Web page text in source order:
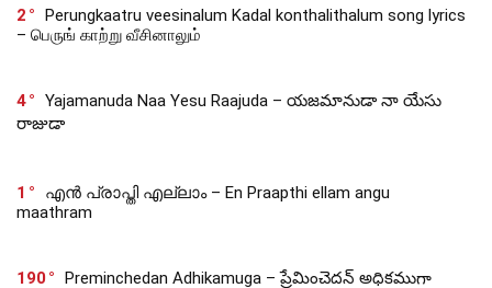
2
Perungkaatru veesinalum Kadal konthalithalum song lyrics
– பெருங் காற்று வீசினாலும்
4
Yajamanuda Naa Yesu Raajuda – యజమానుడా నా యేసు
రాజుడా
1
എൻ പ്രാപ്തി എല്ലാം – En Praapthi ellam angu
maathram
190 Preminchedan Adhikamuga – ప్రేమించెదన్ అధికముగా